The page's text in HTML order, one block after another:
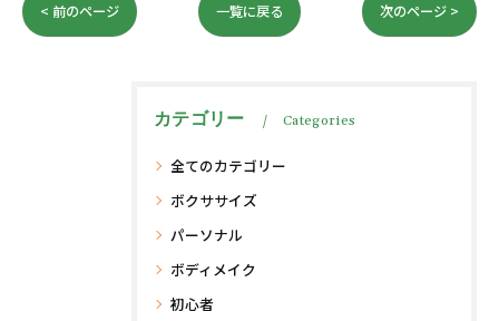
< 前のページ 一覧に戻る 次のページ >
カテゴリー Categories
全てのカテゴリー
ボクササイズ
パーソナル
ボディメイク
初心者